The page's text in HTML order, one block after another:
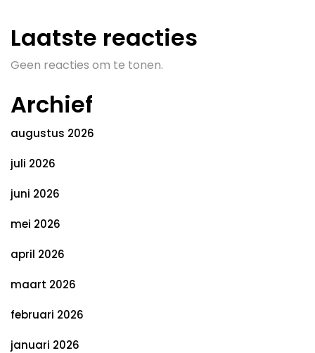
Laatste reacties
Geen reacties om te tonen.
Archief
augustus 2026
juli 2026
juni 2026
mei 2026
april 2026
maart 2026
februari 2026
januari 2026